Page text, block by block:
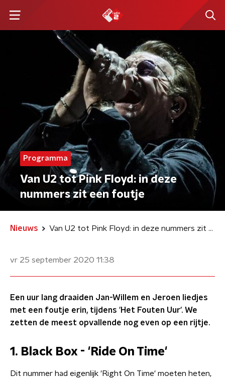
Programma
Van U2 tot Pink Floyd: in deze
nummers zit een foutje
Nieuws Van U2 tot Pink Floyd: in deze nummers zit een foutje
vr 25 september 2020 11:38
Een uur lang draaiden Jan-Willem en Jeroen liedjes
met een foutje erin, tijdens 'Het Fouten Uur'. We
zetten de meest opvallende nog even op een rijtje.
1. Black Box - 'Ride On Time'
Dit nummer had eigenlijk 'Right On Time' moeten heten,